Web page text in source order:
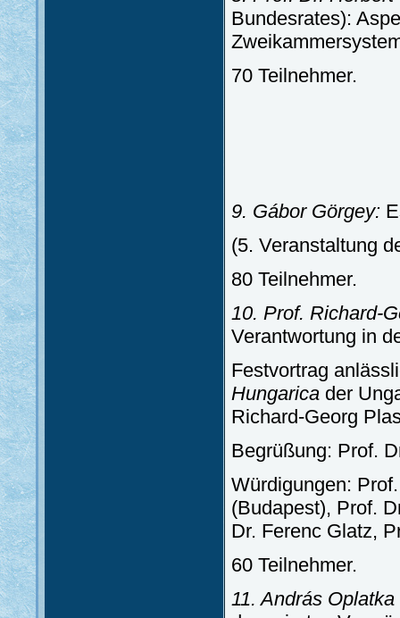
Bundesrates):
70 Teilnehmer.
9. Gábor Görgey:
(5. Veranstaltung
80 Teilnehmer.
10. Prof. Richard-
Verantwortung in
Festvortrag
Hungarica der
Richard-Georg
Begrüßung: Prof.
Würdigungen:
(Budapest), Prof.
Dr. Ferenc Glatz,
60 Teilnehmer.
11. András Oplatka